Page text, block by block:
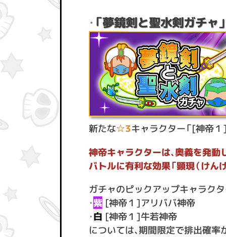
・ 「夢鏡剣と聖水剣ガチャ
新たな☆3キャラクター「[神帝１
神帝キャラクターは、奥義を発動
バトルに有利な効果「顕現（けん
ガチャのピックアップキャラク
・紫[神帝１]アリババ神帝
・白 [神帝１]牛若神帝
については、期間限定で排出確率